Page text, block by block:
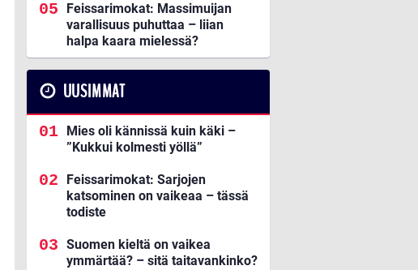
Feissarimokat: Massimuijan
varallisuus puhuttaa – liian
halpa kaara mielessä?
UUSIMMAT
Mies oli kännissä kuin käki –
”Kukkui kolmesti yöllä”
Feissarimokat: Sarjojen
katsominen on vaikeaa – tässä
todiste
Suomen kieltä on vaikea
ymmärtää? – sitä taitavankinko?